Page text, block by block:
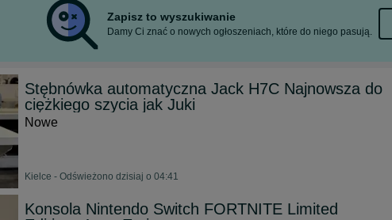
Zapisz to wyszukiwanie
Damy Ci znać o nowych ogłoszeniach, które do niego pasują.
Stębnówka automatyczna Jack H7C Najnowsza do
ciężkiego szycia jak Juki
Nowe
Kielce - Odświeżono dzisiaj o 04:41
Konsola Nintendo Switch FORTNITE Limited